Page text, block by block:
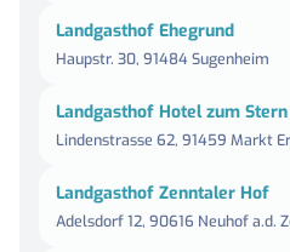
Landgasthof Ehegrund
Haupstr. 30, 91484 Sugenheim
Landgasthof Hotel zum Stern
Lindenstrasse 62, 91459 Markt
Landgasthof Zenntaler Hof
Adelsdorf 12, 90616 Neuhof a.d.